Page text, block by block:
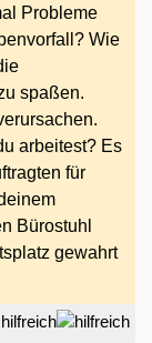
Probleme
Wie
spaßen.
arbeitest? Es
für
Bürostuhl
gewahrt